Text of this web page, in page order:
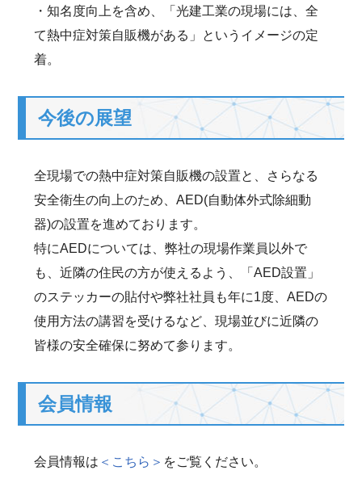
・知名度向上を含め、「光建工業の現場には、全
て熱中症対策自販機がある」というイメージの定
着。
今後の展望
全現場での熱中症対策自販機の設置と、さらなる
安全衛生の向上のため、AED(自動体外式除細動
器)の設置を進めております。
特にAEDについては、弊社の現場作業員以外で
も、近隣の住民の方が使えるよう、「AED設置」
のステッカーの貼付や弊社社員も年に1度、AEDの
使用方法の講習を受けるなど、現場並びに近隣の
皆様の安全確保に努めて参ります。
会員情報
会員情報は ＜こちら＞ をご覧ください。